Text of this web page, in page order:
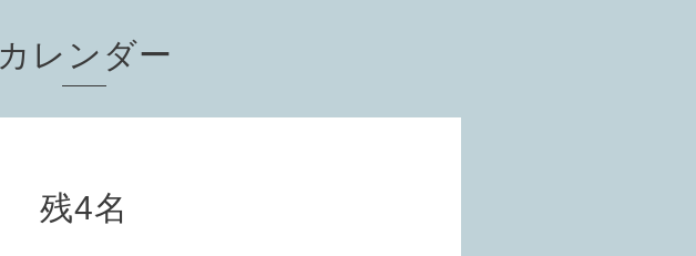
カレンダー
残4名